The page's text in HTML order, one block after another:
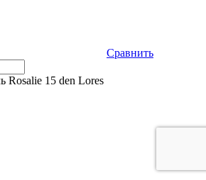
Сравнить
Rosalie 15 den Lores